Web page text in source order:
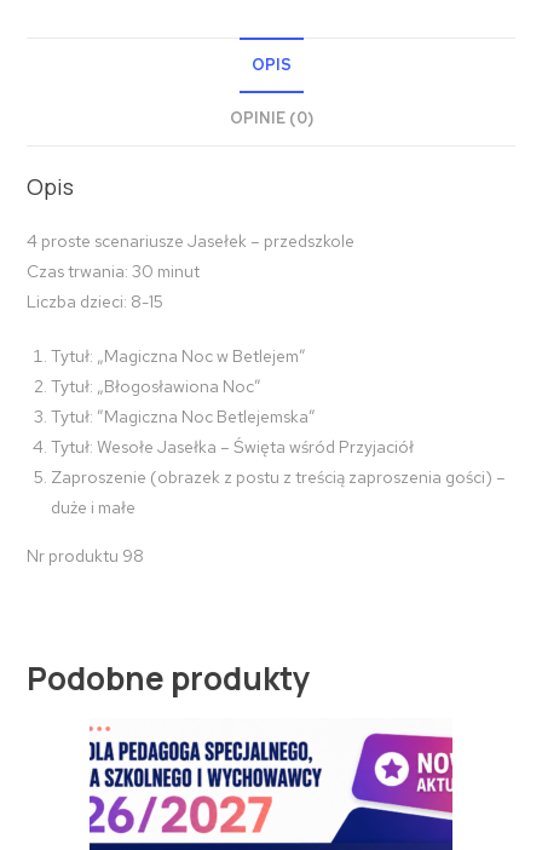
OPIS
OPINIE (0)
Opis
4 proste scenariusze Jasełek – przedszkole
Czas trwania: 30 minut
Liczba dzieci: 8-15
Tytuł: „Magiczna Noc w Betlejem”
Tytuł: „Błogosławiona Noc”
Tytuł: ”Magiczna Noc Betlejemska”
Tytuł: Wesołe Jasełka – Święta wśród Przyjaciół
Zaproszenie (obrazek z postu z treścią zaproszenia gości) –
duże i małe
Nr produktu 98
Podobne produkty